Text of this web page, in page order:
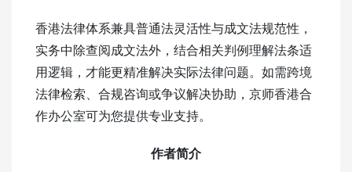
香港法律体系兼具普通法灵活性与成文法规范性，
实务中除查阅成文法外，结合相关判例理解法条适
用逻辑，才能更精准解决实际法律问题。如需跨境
法律检索、合规咨询或争议解决协助，京师香港合
作办公室可为您提供专业支持。
作者简介